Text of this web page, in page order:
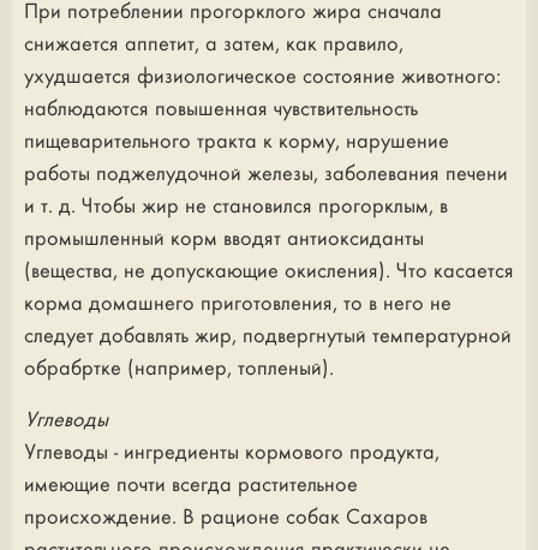
При потреблении прогорклого жира сначала
снижается аппетит, а затем, как правило,
ухудшается физиологическое состояние животного:
наблюдаются повышенная чувствительность
пищеварительного тракта к корму, нарушение
работы поджелудочной железы, заболевания печени
и т. д. Чтобы жир не становился прогорклым, в
промышленный корм вводят антиоксиданты
(вещества, не допускающие окисления). Что касается
корма домашнего приготовления, то в него не
следует добавлять жир, подвергнутый температурной
обрабртке (например, топленый).
Углеводы
Углеводы - ингредиенты кормового продукта,
имеющие почти всегда растительное
происхождение. В рационе собак Сахаров